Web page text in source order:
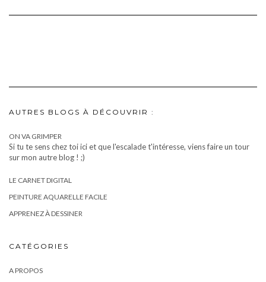
AUTRES BLOGS À DÉCOUVRIR :
ON VA GRIMPER
Si tu te sens chez toi ici et que l'escalade t'intéresse, viens faire un tour
sur mon autre blog ! ;)
LE CARNET DIGITAL
PEINTURE AQUARELLE FACILE
APPRENEZ À DESSINER
CATÉGORIES
A PROPOS